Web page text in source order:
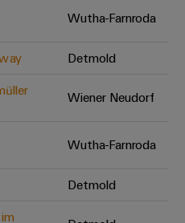
Wutha-Farnroda
Detmold
Wiener Neudorf
Wutha-Farnroda
Detmold